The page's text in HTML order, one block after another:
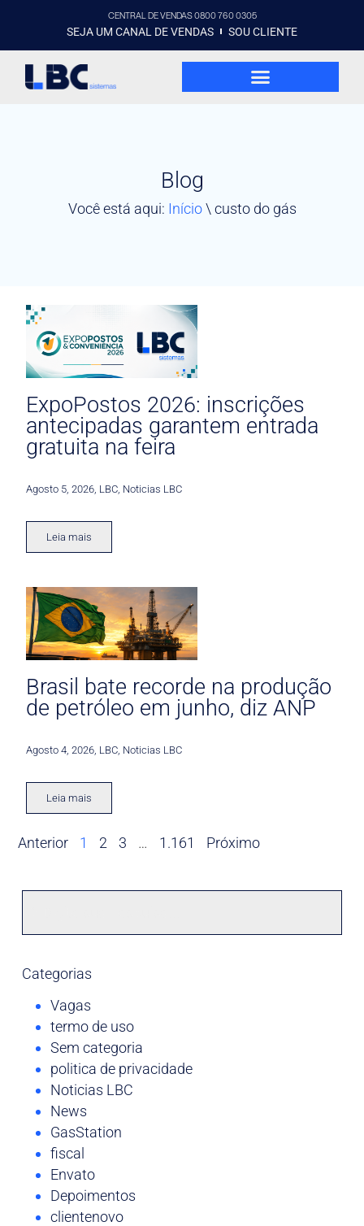
CENTRAL DE VENDAS 0800 760 0305
SEJA UM CANAL DE VENDAS SOU CLIENTE
Blog
Você está aqui: Início\ custo do gás
ExpoPostos 2026: inscrições
antecipadas garantem entrada
gratuita na feira
Agosto 5, 2026 LBC Noticias LBC
Leia mais
Brasil bate recorde na produção
de petróleo em junho, diz ANP
Agosto 4, 2026 LBC Noticias LBC
Leia mais
Anterior 1 2 3 … 1.161 Próximo
Categorias
Vagas
termo de uso
Sem categoria
politica de privacidade
Noticias LBC
News
GasStation
fiscal
Envato
Depoimentos
clientenovo